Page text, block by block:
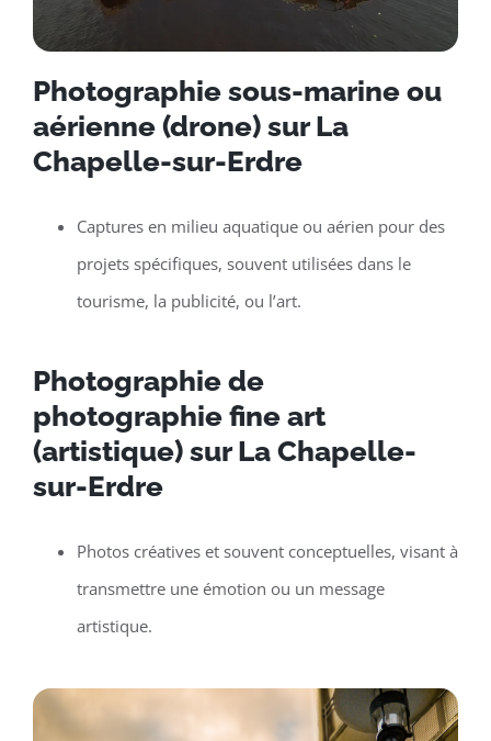
Photographie sous-marine ou
aérienne (drone) sur La
Chapelle-sur-Erdre
Captures en milieu aquatique ou aérien pour des
projets spécifiques, souvent utilisées dans le
tourisme, la publicité, ou l’art.
Photographie de
photographie fine art
(artistique) sur La Chapelle-
sur-Erdre
Photos créatives et souvent conceptuelles, visant à
transmettre une émotion ou un message
artistique.